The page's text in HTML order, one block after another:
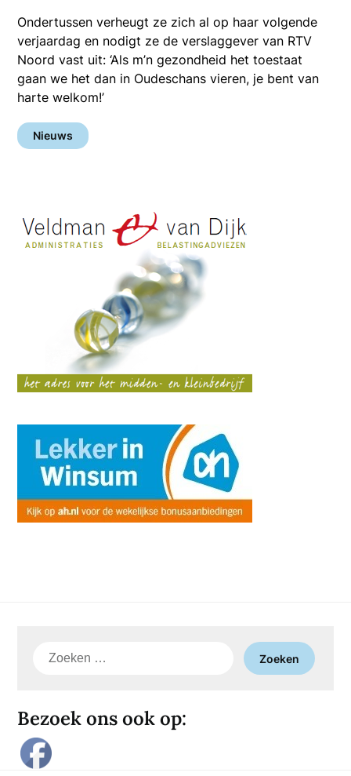
Ondertussen verheugt ze zich al op haar volgende
verjaardag en nodigt ze de verslaggever van RTV
Noord vast uit: ‘Als m’n gezondheid het toestaat
gaan we het dan in Oudeschans vieren, je bent van
harte welkom!’
Nieuws
Zoeken
Bezoek ons ook op: